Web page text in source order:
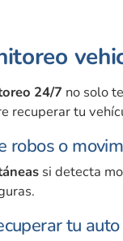
24/7 no solo
recuperar tu
robos o
si detecta
tu